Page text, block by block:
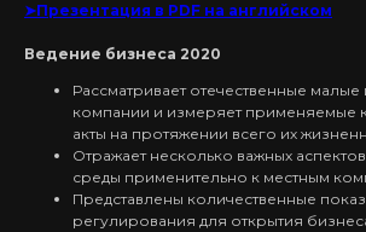
➤Презентация в PDF на английском
Ведение бизнеса 2020
Рассматривает отечественные малые
компании и измеряет применяемые
акты на протяжении всего их
Отражает несколько важных
среды применительно к местным
Представлены количественные
регулирования для открытия